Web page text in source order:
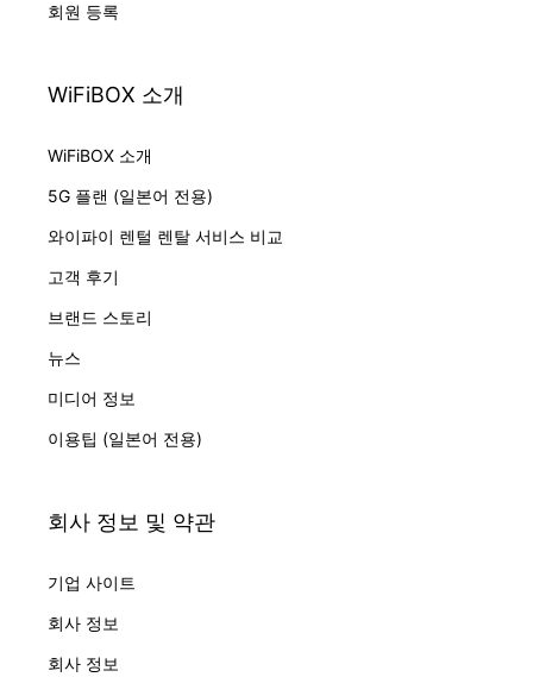
회원 등록
WiFiBOX 소개
WiFiBOX 소개
5G 플랜 (일본어 전용)
와이파이 렌털 렌탈 서비스 비교
고객 후기
브랜드 스토리
뉴스
미디어 정보
이용팁 (일본어 전용)
회사 정보 및 약관
기업 사이트
회사 정보
회사 정보